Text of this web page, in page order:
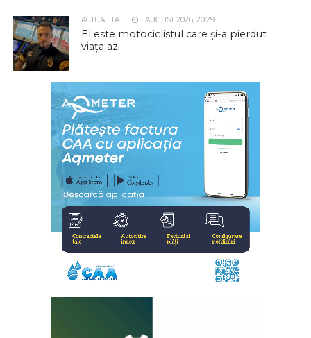
ACTUALITATE 1 AUGUST 2026, 20:29
El este motociclistul care și-a pierdut
viața azi